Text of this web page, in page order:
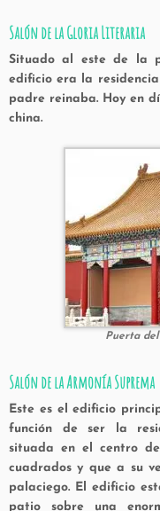
Salón de la Gloria Literaria
Situado al este de la
edificio era la
padre reinaba. Hoy en
china.
Puerta
Salón de la Armonía Suprema
Este es el edificio
función de ser la
situada en el centro
cuadrados y que a su
palaciego. El edificio
patio sobre una